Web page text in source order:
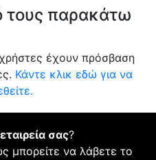
τους παρακάτω
έχουν πρόσβαση
Κάντε κλικ εδώ για να
σας?
μπορείτε να λάβετε το